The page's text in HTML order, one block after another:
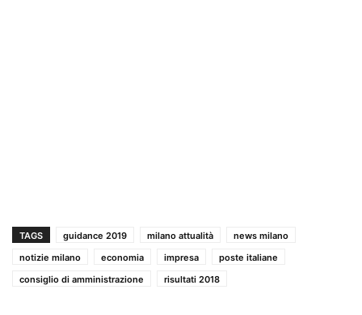
TAGS guidance 2019 milano attualità
news milano
notizie milano
economia impresa
poste italiane
consiglio di amministrazione
risultati 2018